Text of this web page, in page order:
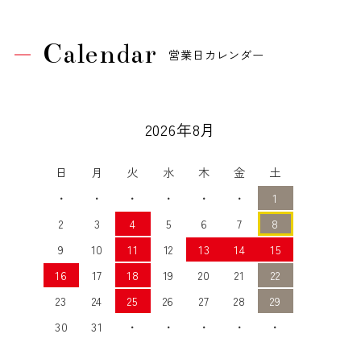
Calendar 営業日カレンダー
2026年8月
日 月 火 水 木 金
土
・
・ ・ ・ ・ ・
1
2
3 4 5 6 7
8
9
10 11 12 13 14
15
16
17 18 19 20 21
22
23
24 25 26 27 28
29
30
31 ・ ・ ・ ・ ・